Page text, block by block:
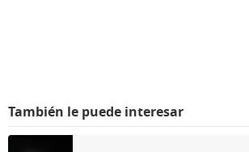
También le puede interesar